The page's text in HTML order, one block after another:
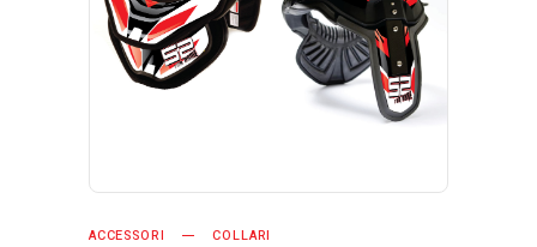
ACCESSORI COLLARI